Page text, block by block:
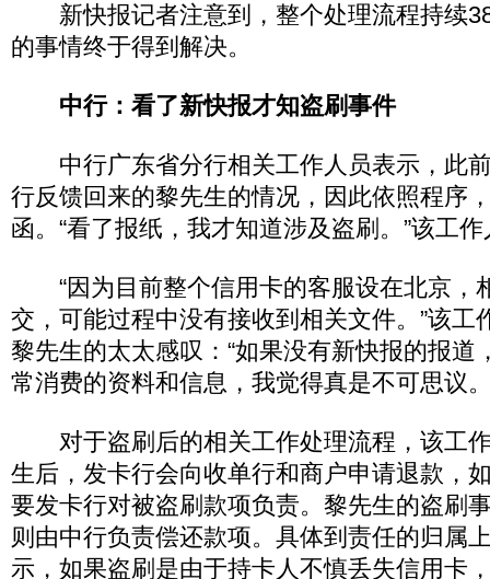
新快报记者注意到，整个处理流程持续
的事情终于得到解决。
中行：看了新快报才知盗刷事件
中行广东省分行相关工作人员表示，此
行反馈回来的黎先生的情况，因此依照程序
函。“看了报纸，我才知道涉及盗刷。”该工
“因为目前整个信用卡的客服设在北京，
交，可能过程中没有接收到相关文件。”该工
黎先生的太太感叹：“如果没有新快报的报道
常消费的资料和信息，我觉得真是不可思议
对于盗刷后的相关工作处理流程，该工
生后，发卡行会向收单行和商户申请退款，
要发卡行对被盗刷款项负责。黎先生的盗刷
则由中行负责偿还款项。具体到责任的归属
示，如果盗刷是由于持卡人不慎丢失信用卡